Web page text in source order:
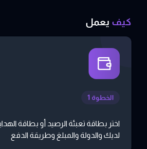
كيف يعمل
الخطوة 1
اختر بطاقة تعبئة الرصيد أو بطاقة
لديك والدولة والمبلغ وطريقة الدفع